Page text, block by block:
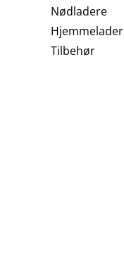
Nødladere
Hjemmelader
Tilbehør